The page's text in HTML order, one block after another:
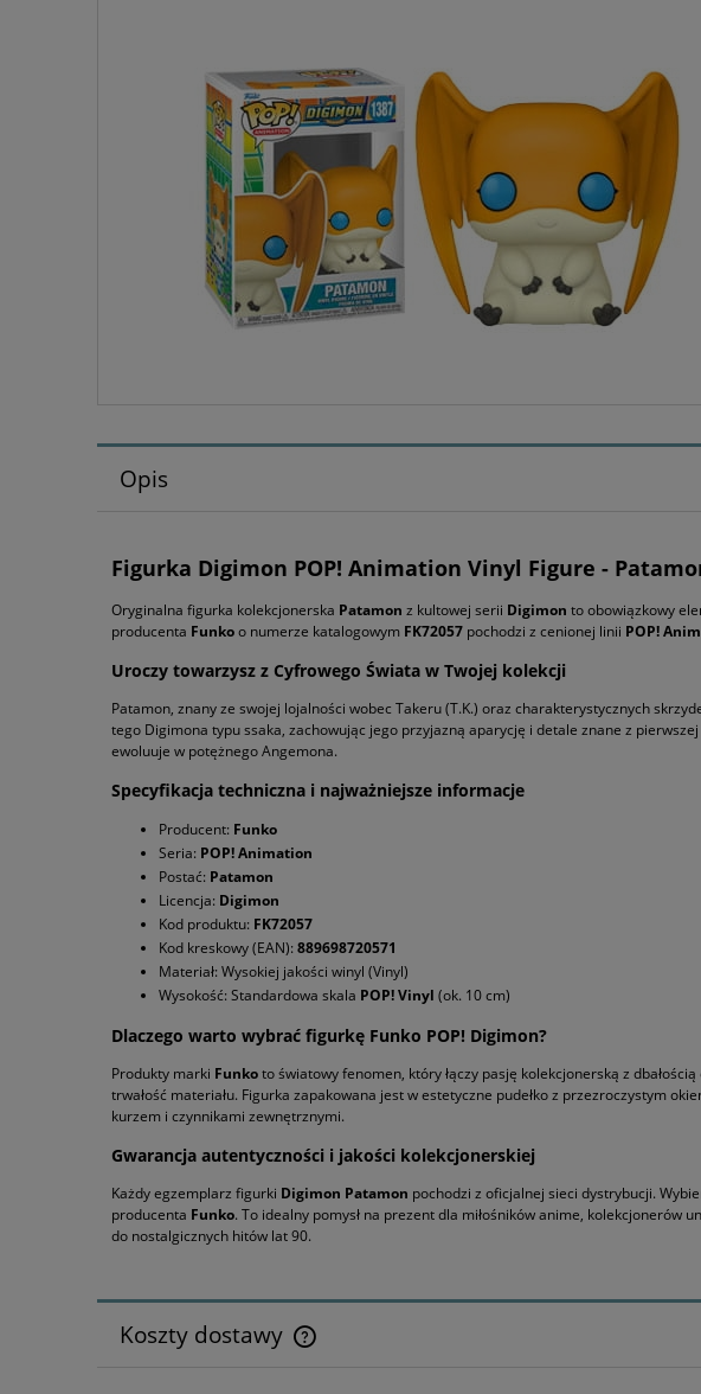
Opis
Figurka Digimon POP! Animation Vinyl Figure -
Oryginalna figurka kolekcjonerska Patamon z kultowej serii Digimon to obowiązkowy
producenta Funkoo numerze katalogowym FK72057 pochodzi z cenionej linii POP!
Uroczy towarzysz z Cyfrowego Świata w Twojej kolekcji
Patamon, znany ze swojej lojalności wobec Takeru (T.K.) oraz charakterystycznych
tego Digimona typu ssaka, zachowując jego przyjazną aparycję i detale znane z
ewoluuje w potężnego Angemona.
Specyfikacja techniczna i najważniejsze informacje
Producent: Funko
Seria: POP! Animation
Postać: Patamon
Licencja: Digimon
Kod produktu: FK72057
Kod kreskowy (EAN): 889698720571
Materiał: Wysokiej jakości winyl (Vinyl)
Wysokość: Standardowa skala POP! Vinyl (ok. 10 cm)
Dlaczego warto wybrać figurkę Funko POP! Digimon?
Produkty marki Funkoto światowy fenomen, który łączy pasję kolekcjonerską z
trwałość materiału. Figurka zapakowana jest w estetyczne pudełko z przezroczystym
kurzem i czynnikami zewnętrznymi.
Gwarancja autentyczności i jakości kolekcjonerskiej
Każdy egzemplarz figurki Digimon Patamon pochodzi z oficjalnej sieci dystrybucji.
producenta Funko. To idealny pomysł na prezent dla miłośników anime,
do nostalgicznych hitów lat 90.
Koszty dostawy